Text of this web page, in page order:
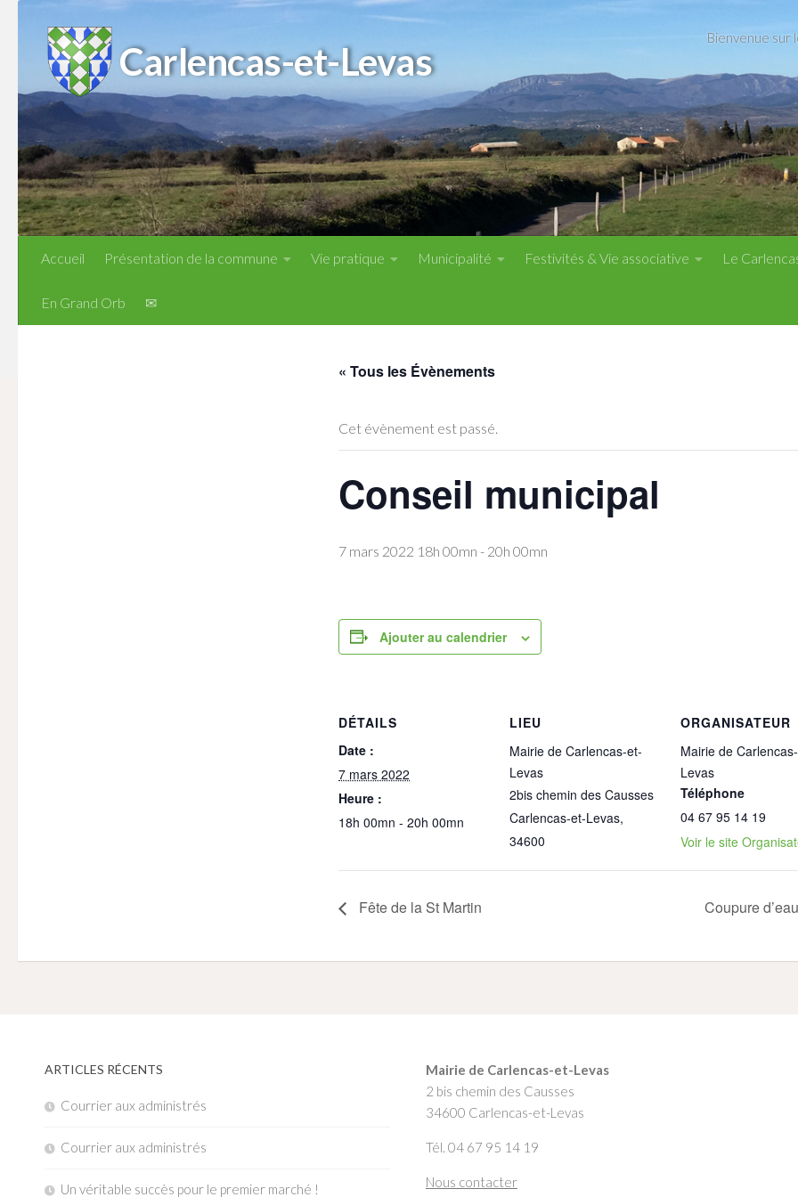
Skip to content
Carlencas-et-Levas
Bienvenue sur
Accueil Présentation de la commune Vie pratique Municipalité Festivités & Vie associative Le
En Grand Orb ✉
« Tous les Évènements
Cet évènement est passé.
Conseil municipal
7 mars 2022 18h 00mn - 20h 00mn
Ajouter au calendrier
DÉTAILS
Date :
7 mars 2022
Heure :
18h 00mn - 20h 00mn
LIEU
Mairie de Carlencas-et-
Levas
2bis chemin des Causses
Carlencas-et-Levas,
34600
ORGANISATEUR
Mairie de
Levas
Téléphone
04 67 95 14 19
Voir le site
Fête de la St Martin Coupure
ARTICLES RÉCENTS
Courrier aux administrés
Courrier aux administrés
Un véritable succès pour le premier marché !
Mairie de Carlencas-et-Levas
2 bis chemin des Causses
34600 Carlencas-et-Levas
Tél. 04 67 95 14 19
Nous contacter